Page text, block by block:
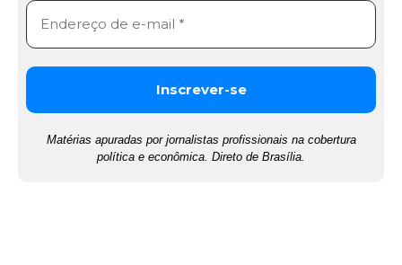
Matérias apuradas por jornalistas profissionais na cobertura
política e econômica. Direto de Brasília.